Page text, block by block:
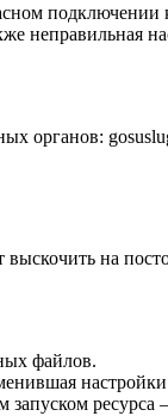
неправильная
органов:
на
файлов.
запуском